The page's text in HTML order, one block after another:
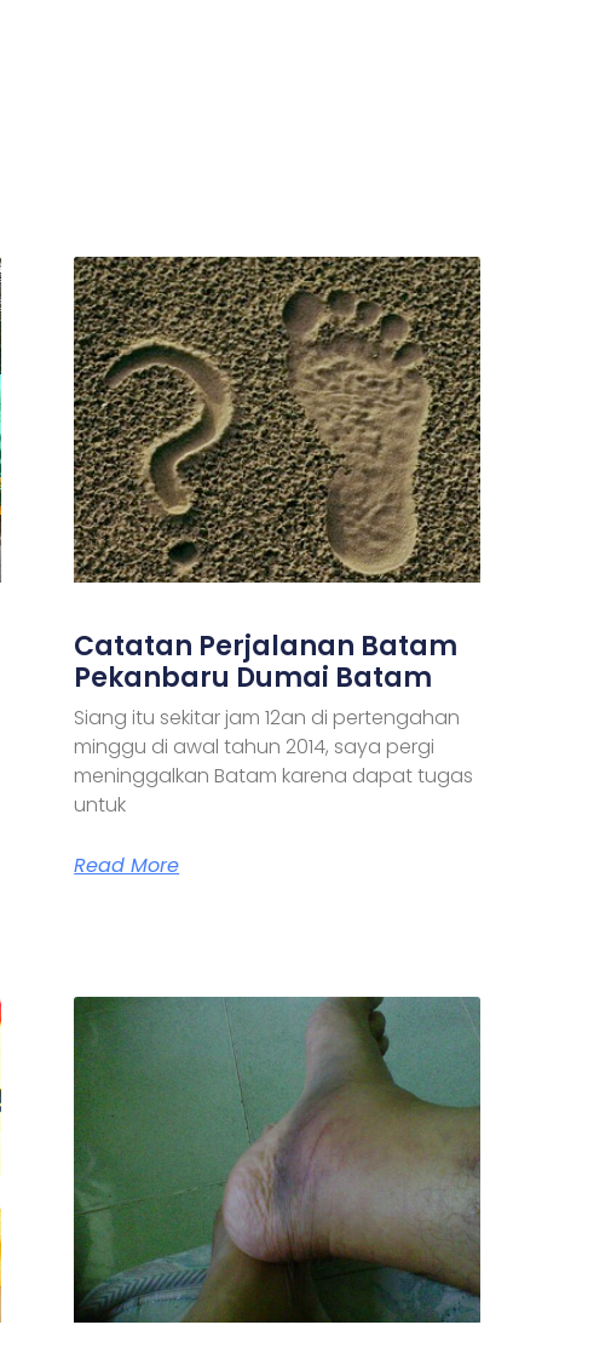
Catatan Perjalanan Batam
Pekanbaru Dumai Batam
Siang itu sekitar jam 12an di pertengahan
minggu di awal tahun 2014, saya pergi
meninggalkan Batam karena dapat tugas
untuk
Read More